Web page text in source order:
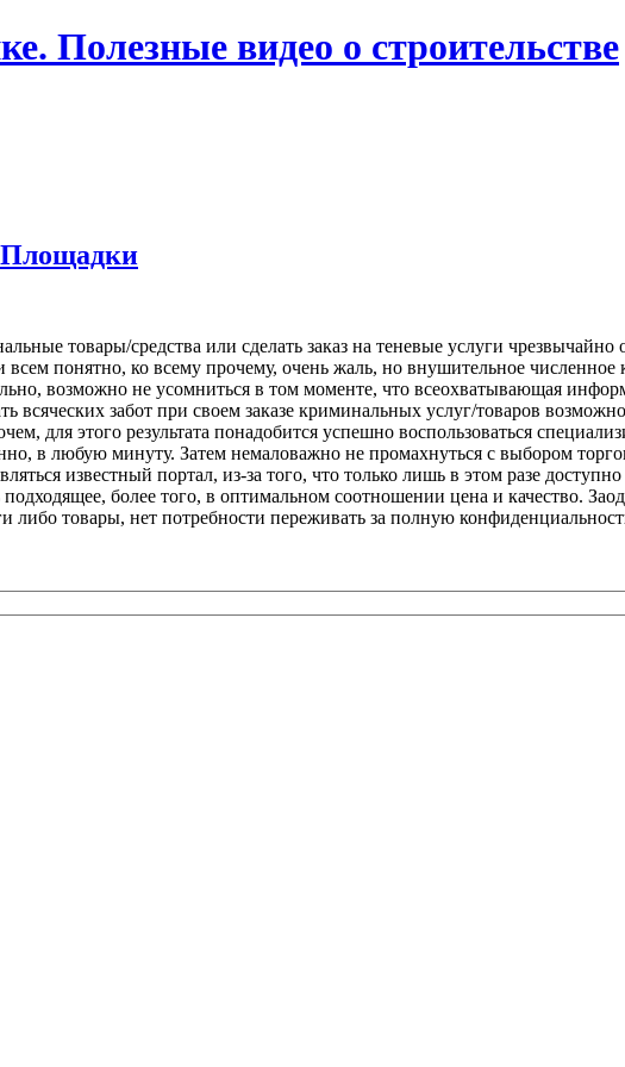
Полезные видео о строительстве
Площадки
товары/средства или сделать заказ на теневые услуги
понятно, ко всему прочему, очень жаль, но внушительное
возможно не усомниться в том моменте, что всеохватывающая
всяческих забот при своем заказе криминальных услуг/товаров
для этого результата понадобится успешно воспользоваться
в любую минуту. Затем немаловажно не промахнуться с выбором
известный портал, из-за того, что только лишь в этом разе
более того, в оптимальном соотношении цена и качество.
либо товары, нет потребности переживать за полную